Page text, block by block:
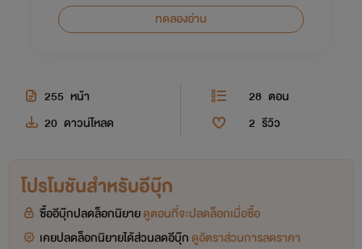
ทดลองอ่าน
255 หน้า 28 ตอน
20 ดาวน์โหลด 2 รีวิว
โปรโมชันสำหรับอีบุ๊ก
ซื้ออีบุ๊กปลดล็อกนิยายดูตอนที่จะปลดล็อกเมื่อซื้อ
เคยปลดล็อกนิยายได้ส่วนลดอีบุ๊ก ดูอัตราส่วนการลดราคา